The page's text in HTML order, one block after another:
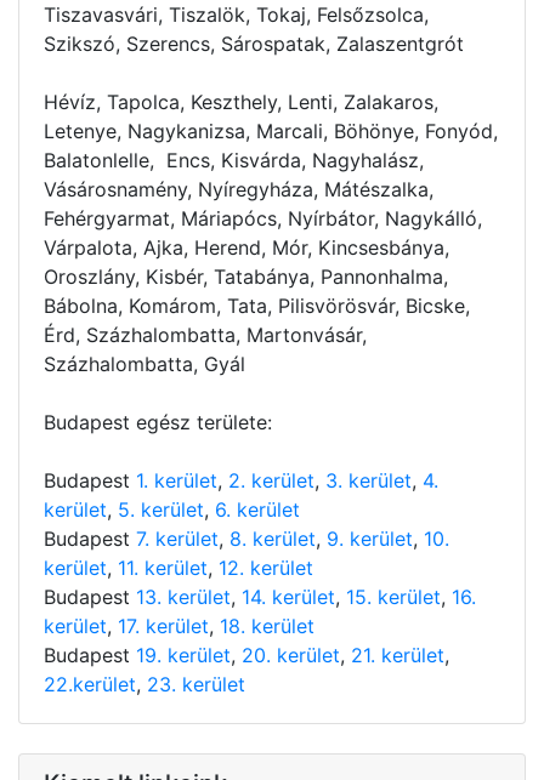
Tiszavasvári, Tiszalök, Tokaj, Felsőzsolca,
Szikszó, Szerencs, Sárospatak, Zalaszentgrót
Hévíz, Tapolca, Keszthely, Lenti, Zalakaros,
Letenye, Nagykanizsa, Marcali, Böhönye, Fonyód,
Balatonlelle, Encs, Kisvárda, Nagyhalász,
Vásárosnamény, Nyíregyháza, Mátészalka,
Fehérgyarmat, Máriapócs, Nyírbátor, Nagykálló,
Várpalota, Ajka, Herend, Mór, Kincsesbánya,
Oroszlány, Kisbér, Tatabánya, Pannonhalma,
Bábolna, Komárom, Tata, Pilisvörösvár, Bicske,
Érd, Százhalombatta, Martonvásár,
Százhalombatta, Gyál
Budapest egész területe:
Budapest 1. kerület, 2. kerület, 3. kerület, 4.
kerület, 5. kerület, 6. kerület
Budapest 7. kerület, 8. kerület, 9. kerület, 10.
kerület, 11. kerület, 12. kerület
Budapest 13. kerület, 14. kerület, 15. kerület, 16.
kerület, 17. kerület, 18. kerület
Budapest 19. kerület, 20. kerület, 21. kerület,
22.kerület, 23. kerület